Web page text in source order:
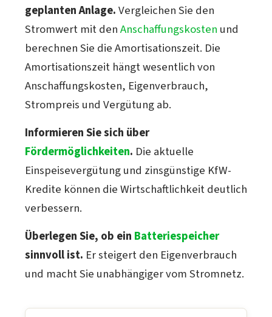
geplanten Anlage.Vergleichen Sie den
Stromwert mit denAnschaffungskosten und
berechnen Sie die Amortisationszeit. Die
Amortisationszeit hängt wesentlich von
Anschaffungskosten, Eigenverbrauch,
Strompreis und Vergütung ab.
Informieren Sie sich über
Fördermöglichkeiten. Die aktuelle
Einspeisevergütung und zinsgünstige KfW-
Kredite können die Wirtschaftlichkeit deutlich
verbessern.
Überlegen Sie, ob ein Batteriespeicher
sinnvoll ist. Er steigert den Eigenverbrauch
und macht Sie unabhängiger vom Stromnetz.